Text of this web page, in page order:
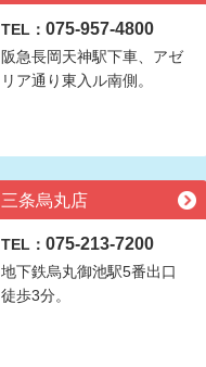
TEL： 075-957-4800
阪急長岡天神駅下車、アゼ
リア通り東入ル南側。
三条烏丸店
TEL： 075-213-7200
地下鉄烏丸御池駅5番出口
徒歩3分。